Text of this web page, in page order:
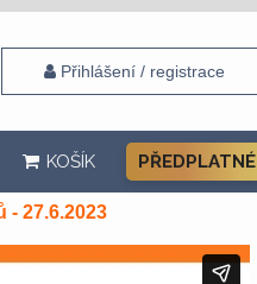
Přihlášení / registrace
KOŠÍK PŘEDPLATNÉ
- 27.6.2023